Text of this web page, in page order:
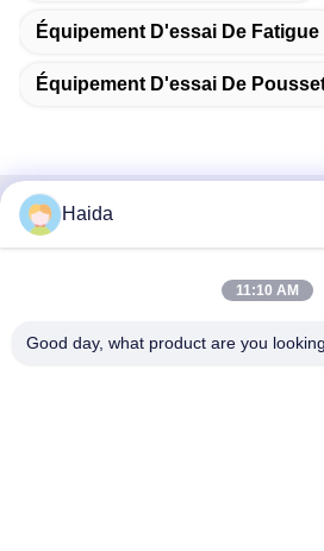
Équipement D'essai De Fatigue
Équipement D'essai De
Contactez rapidement
secteur de Nancheng, ville de
Haida
11:10 AM
Good day, what product are you